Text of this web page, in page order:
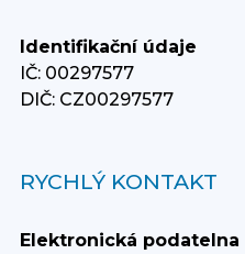
Identifikační údaje
IČ: 00297577
DIČ: CZ00297577
RYCHLÝ KONTAKT
Elektronická podatelna